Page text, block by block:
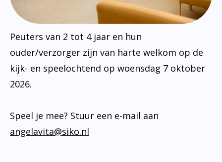
Peuters van 2 tot 4 jaar en hun
ouder/verzorger zijn van harte welkom op de
kijk- en speelochtend op woensdag 7 oktober
2026.
Speel je mee? Stuur een e-mail aan
angelavita@siko.nl